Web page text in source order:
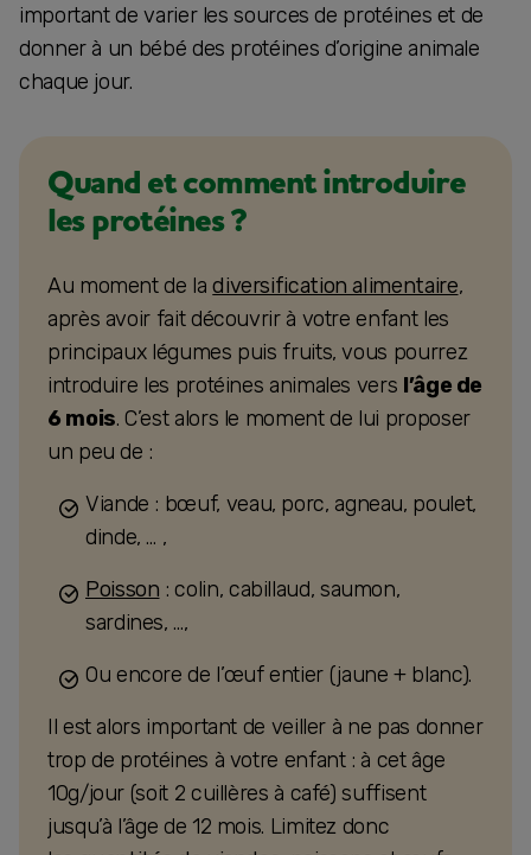
important de varier les sources de protéines et de
donner à un bébé des protéines d’origine animale
chaque jour.
Quand et comment introduire
les protéines ?
Au moment de ladiversification alimentaire,
après avoir fait découvrir à votre enfant les
principaux légumes puis fruits, vous pourrez
introduire les protéines animales vers l’âge de
6 mois. C’est alors le moment de lui proposer
un peu de :
Viande : bœuf, veau, porc, agneau, poulet,
dinde, … ,
Poisson : colin, cabillaud, saumon,
sardines, …,
Ou encore de l’œuf entier (jaune + blanc).
Il est alors important de veiller à ne pas donner
trop de protéines à votre enfant : à cet âge
10g/jour (soit 2 cuillères à café) suffisent
jusqu’à l’âge de 12 mois. Limitez donc